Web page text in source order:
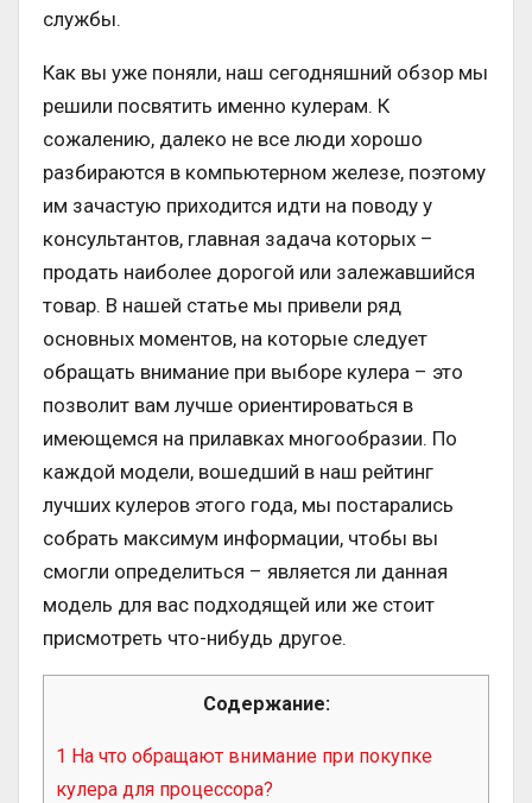
службы.
Как вы уже поняли, наш сегодняшний обзор мы
решили посвятить именно кулерам. К
сожалению, далеко не все люди хорошо
разбираются в компьютерном железе, поэтому
им зачастую приходится идти на поводу у
консультантов, главная задача которых –
продать наиболее дорогой или залежавшийся
товар. В нашей статье мы привели ряд
основных моментов, на которые следует
обращать внимание при выборе кулера – это
позволит вам лучше ориентироваться в
имеющемся на прилавках многообразии. По
каждой модели, вошедший в наш рейтинг
лучших кулеров этого года, мы постарались
собрать максимум информации, чтобы вы
смогли определиться – является ли данная
модель для вас подходящей или же стоит
присмотреть что-нибудь другое.
Содержание:
1 На что обращают внимание при покупке
кулера для процессора?